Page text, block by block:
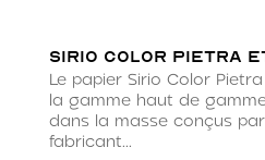
Sirio Color Pietra
Le papier Sirio Color
la gamme haut de
dans la masse conçus
fabricant...